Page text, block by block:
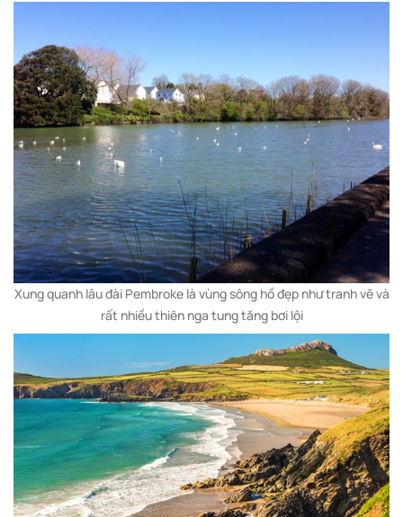
Xung quanh lâu đài Pembroke là vùng sông hồ đẹp như tranh vẽ và
rất nhiều thiên nga tung tăng bơi lội